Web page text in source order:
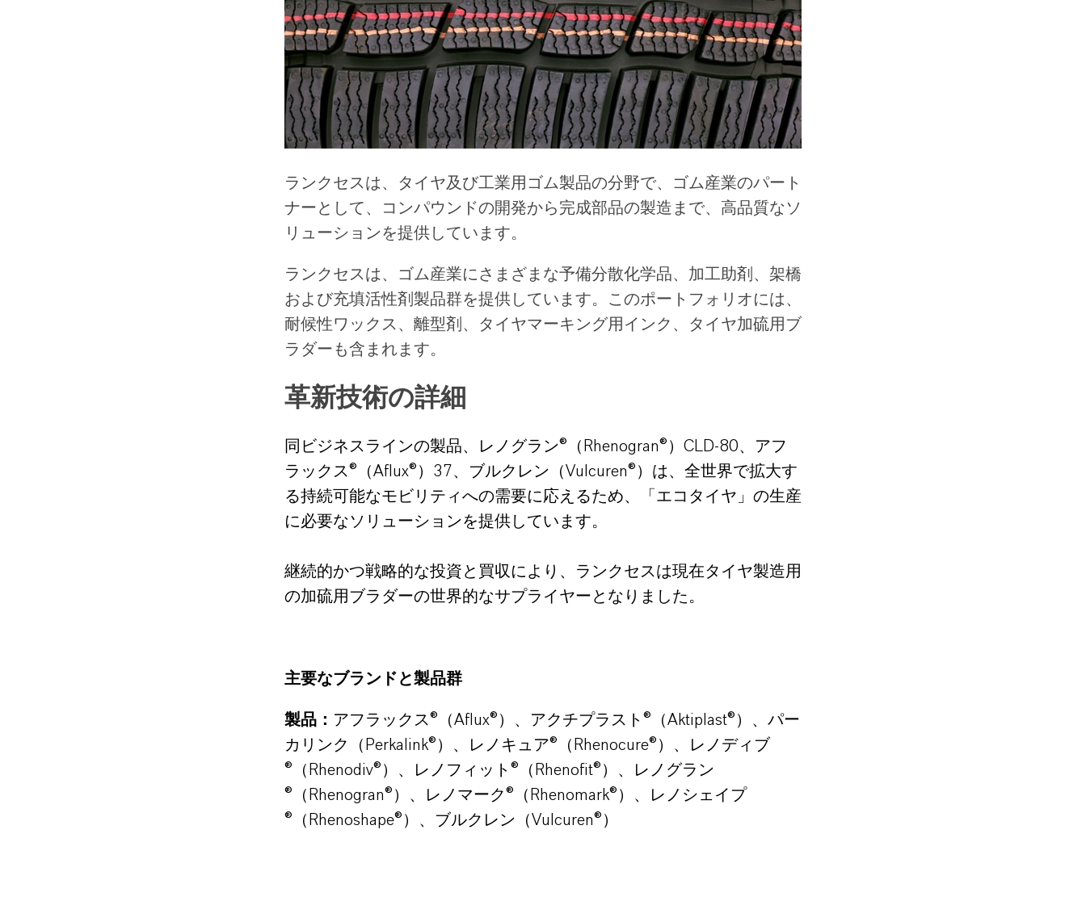
ランクセスは、 タイヤ及び工業用ゴム製品の分野で、
ゴム産業のパート
ナーとして、
コンパウンドの開発から完成部品の製造まで、 高品質なソ
リューションを提供しています。
ランクセスは、 ゴム産業にさまざまな予備分散化学品、 加工助剤 、 架橋
および充填活性剤 製品群を提供しています。 このポートフォリオには、
耐候性ワックス、離型剤、タイヤマーキング用インク、タイヤ加硫用ブ
ラダーも含ま れ ます。
革新技術の詳細
同ビジネスラインの製品、レノグラン®（Rhenogran®）CLD-80、アフ
ラックス®（Aflux®）37、ブルクレン（Vulcuren®）は、全世界で拡大す
る持続可能なモビリティへの需要に応えるため、「エコタイヤ」の生産
に必要なソリューションを提供しています。
継続的かつ戦略的な投資と買収により、ランクセスは現在タイヤ製造用
の加硫用ブラダーの世界的なサプライヤーとなりました。
主要なブランドと製品群
製品： アフラックス®（Aflux®）、アクチプラスト®（Aktiplast®）、パー
カリンク（Perkalink®）、レノキュア®（Rhenocure®）、レノディブ
®（Rhenodiv®）、レノフィット®（Rhenofit®）、レノグラン
®（Rhenogran®）、レノマーク®（Rhenomark®）、レノシェイプ
®（Rhenoshape®）、ブルクレン（Vulcuren®）